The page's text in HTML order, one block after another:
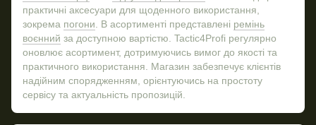
Металева кружка
практичні аксесуари для щоденного використання,
зокрема погони. В асортименті представлені ремінь
воєнний за доступною вартістю. Tactic4Profi регулярно
оновлює асортимент, дотримуючись вимог до якості та
практичного використання. Магазин забезпечує клієнтів
надійним спорядженням, орієнтуючись на простоту
сервісу та актуальність пропозицій.